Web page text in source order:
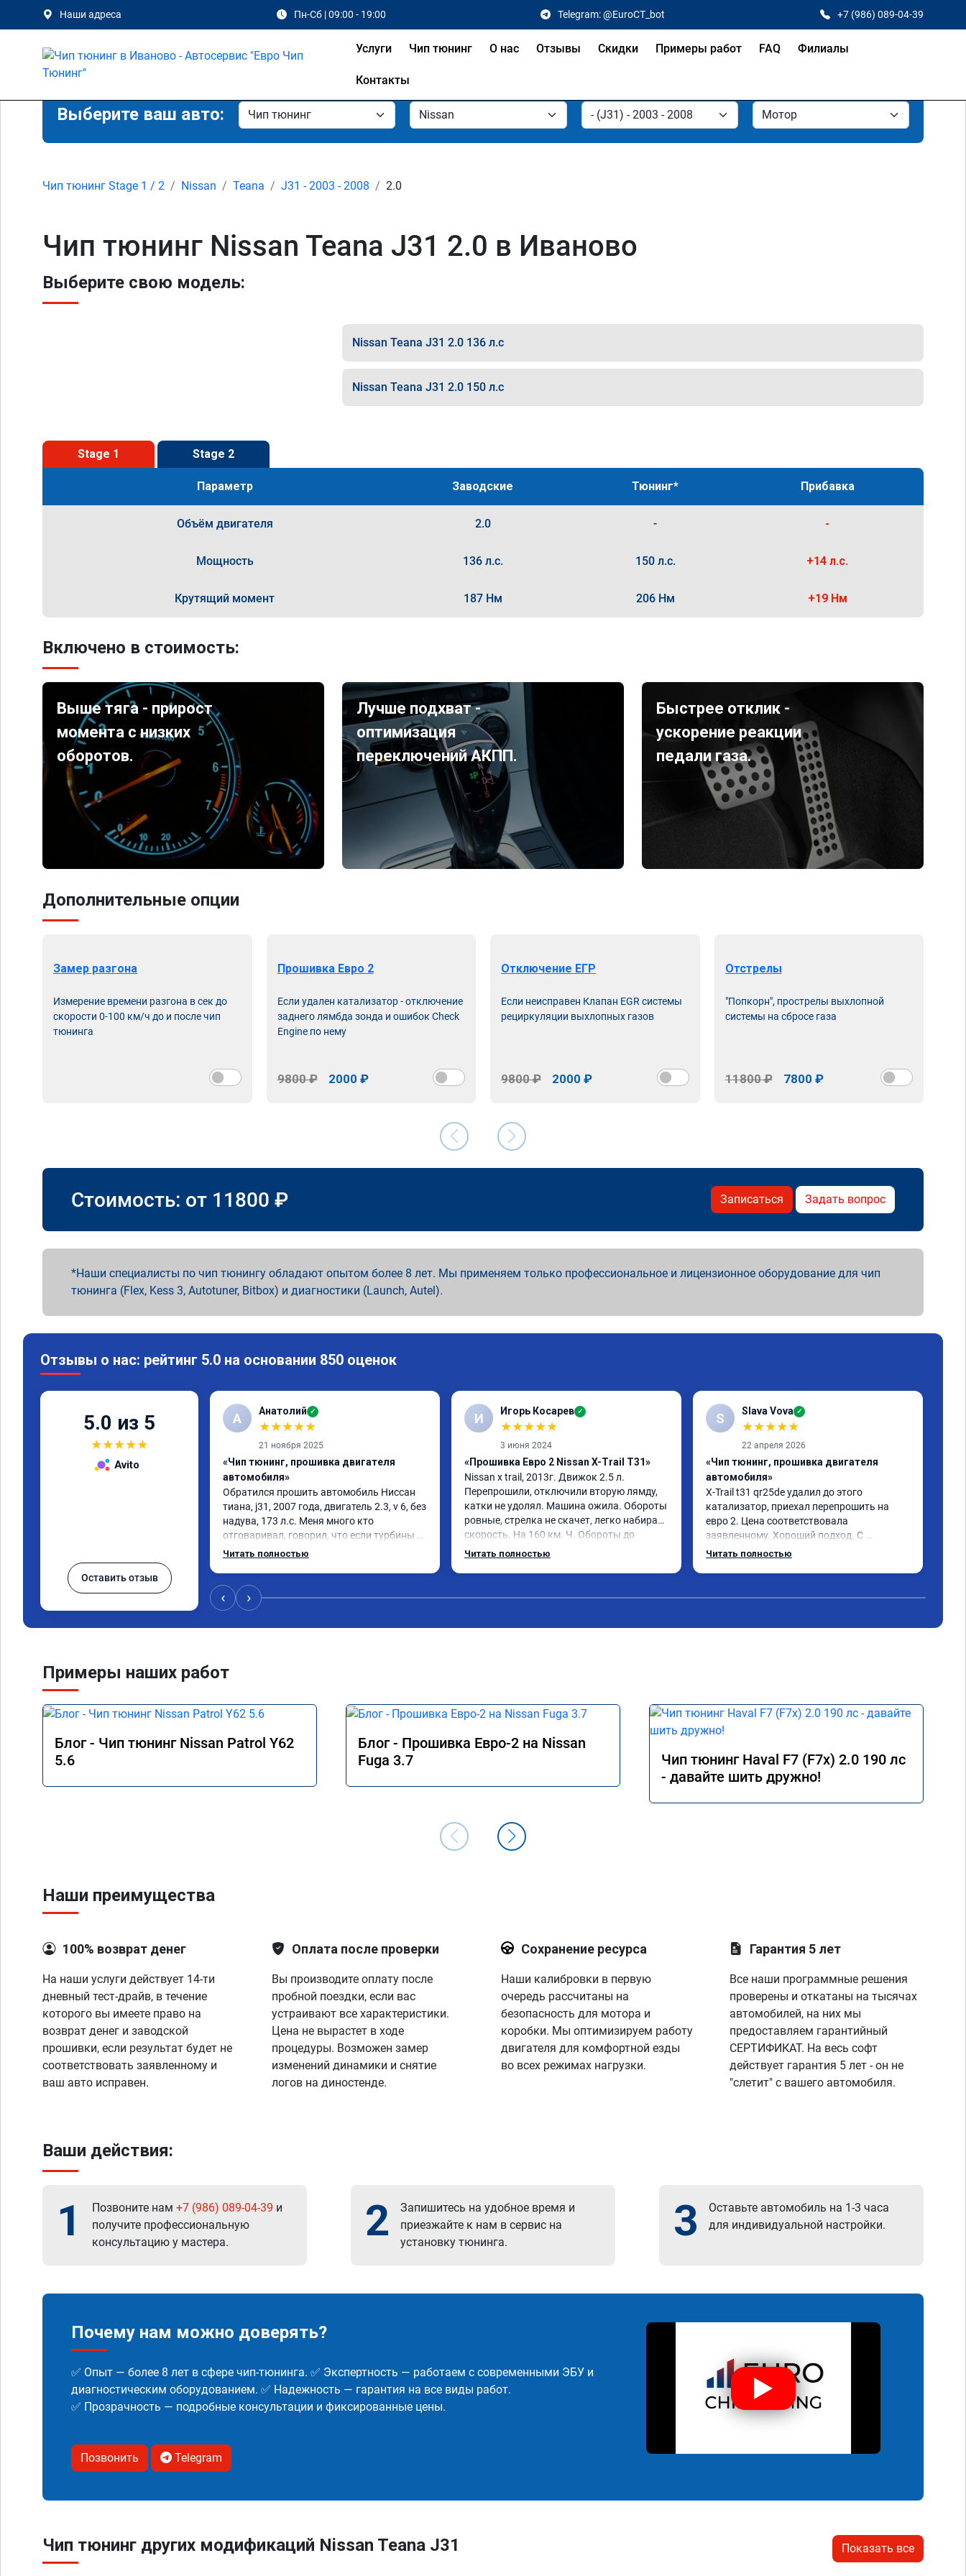
Наши адреса Пн-Сб | 09:00 - 19:00 Telegram: @EuroCT_bot +7 (986) 089-04-39
Услуги Чип тюнинг О нас Отзывы Скидки Примеры работ FAQ Филиалы
Контакты
Выберите ваш авто:
Чип тюнинг Stage 1 / 2 Nissan Teana J31 - 2003 - 2008 2.0
Чип тюнинг Nissan Teana J31 2.0 в Иваново
Выберите свою модель:
Nissan Teana J31 2.0 136 л.с
Nissan Teana J31 2.0 150 л.с
Stage 1 Stage 2
Параметр Заводские Тюнинг* Прибавка
Объём двигателя 2.0 - -
Мощность 136 л.с. 150 л.с. +14 л.с.
Крутящий момент 187 Нм 206 Нм +19 Нм
Включено в стоимость:
Выше тяга - прирост
момента с низких
оборотов.
Лучше подхват -
оптимизация
переключений АКПП.
Быстрее отклик -
ускорение реакции
педали газа.
Дополнительные опции
Замер разгона
Измерение времени разгона в сек до
скорости 0-100 км/ч до и после чип
тюнинга
Прошивка Евро 2
Если удален катализатор - отключение
заднего лямбда зонда и ошибок Check
Engine по нему
9800 ₽ 2000 ₽
Отключение ЕГР
Если неисправен Клапан EGR системы
рециркуляции выхлопных газов
9800 ₽ 2000 ₽
Отстрелы
"Попкорн", прострелы выхлопной
системы на сбросе газа
11800 ₽ 7800 ₽
Стоимость: от 11800 ₽ Записаться Задать вопрос
Наши специалисты по чип тюнингу обладают опытом более 8 лет. Мы применяем только профессиональное и лицензионное оборудование для чип
тюнинга (Flex, Kess 3, Autotuner, Bitbox) и диагностики (Launch, Autel).
Отзывы о нас: рейтинг 5.0 на основании 850 оценок
5.0 из 5
★★★★★
Avito
Оставить отзыв
А Анатолий ✓
★★★★★
21 ноября 2025
«Чип тюнинг, прошивка двигателя
автомобиля»
Обратился прошить автомобиль Ниссан
тиана, j31, 2007 года, двигатель 2.3, v 6, без
надува, 173 л.с. Меня много кто
отговаривал, говорил, что если турбины
нет, то прошивка будет не заметна и
прошивку и очень этому рад, так как
автомобиль стал живым, раскручивать
езды и уверенного старта с места.
Читать полностью
И Игорь Косарев ✓
★★★★★
3 июня 2024
«Прошивка Евро 2 Nissan X-Trail T31»
Nissan x trаil, 2013г. Движок 2.5 л.
Перепрошили, отключили вторую лямду,
катки не удолял. Машина ожила. Обороты
ровные, стрелка не скачет, легко набирает
скорость. На 160 км. Ч. Обороты до
3000.расход тот-же без изменения 12л.
Читать полностью
S Slava Vova ✓
★★★★★
22 апреля 2026
«Чип тюнинг, прошивка двигателя
автомобиля»
X-Trail t31 qr25de удалил до этого
катализатор, приехал перепрошить на
евро 2. Цена соответствовала
заявленному. Хороший подход. С
уважением общались. Благодарю за
Читать полностью
‹ ›
Примеры наших работ
Блог - Чип тюнинг Nissan Patrol Y62
5.6
Блог - Прошивка Евро-2 на Nissan
Fuga 3.7
Чип тюнинг Haval F7 (F7x) 2.0 190 лс
- давайте шить дружно!
Наши преимущества
100% возврат денег
На наши услуги действует 14-ти
дневный тест-драйв, в течение
которого вы имеете право на
возврат денег и заводской
прошивки, если результат будет не
соответствовать заявленному и
ваш авто исправен.
Оплата после проверки
Вы производите оплату после
пробной поездки, если вас
устраивают все характеристики.
Цена не вырастет в ходе
процедуры. Возможен замер
изменений динамики и снятие
логов на диностенде.
Сохранение ресурса
Наши калибровки в первую
очередь рассчитаны на
безопасность для мотора и
коробки. Мы оптимизируем работу
двигателя для комфортной езды
во всех режимах нагрузки.
Гарантия 5 лет
Все наши программные решения
проверены и откатаны на тысячах
автомобилей, на них мы
предоставляем гарантийный
СЕРТИФИКАТ. На весь софт
действует гарантия 5 лет - он не
"слетит" с вашего автомобиля.
Ваши действия:
1 Позвоните нам +7 (986) 089-04-39 и
получите профессиональную
консультацию у мастера.
2
Запишитесь на удобное время и
приезжайте к нам в сервис на
установку тюнинга.
3
Оставьте автомобиль на 1-3 часа
для индивидуальной настройки.
Почему нам можно доверять?
✅ Опыт — более 8 лет в сфере чип-тюнинга. ✅ Экспертность — работаем с современными ЭБУ и
диагностическим оборудованием. ✅ Надежность — гарантия на все виды работ.
✅ Прозрачность — подробные консультации и фиксированные цены.
Позвонить Telegram
Чип тюнинг других модификаций Nissan Teana J31 Показать все